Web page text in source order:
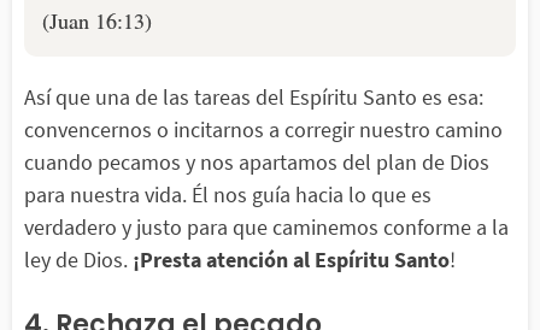
(Juan 16:13)
Así que una de las tareas del Espíritu Santo es esa:
convencernos o incitarnos a corregir nuestro camino
cuando pecamos y nos apartamos del plan de Dios
para nuestra vida. Él nos guía hacia lo que es
verdadero y justo para que caminemos conforme a la
ley de Dios. ¡Presta atención al Espíritu Santo!